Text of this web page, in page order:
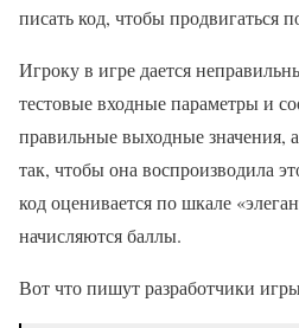
писать код, чтобы продвигаться
Игроку в игре дается
тестовые входные параметры и
правильные выходные значения,
так, чтобы она воспроизводила
код оценивается по шкале
начисляются баллы.
Вот что пишут разработчики